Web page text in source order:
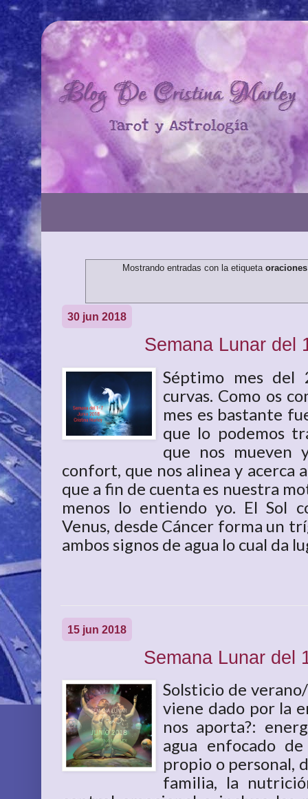
Mostrando entradas con la etiqueta
30 jun 2018
Semana Lunar del
Séptimo mes del
curvas. Como os
mes es bastante
que lo podemos
que nos mueven
confort, que nos alinea y acerca
que a fin de cuenta es nuestra
menos lo entiendo yo. El Sol
Venus, desde Cáncer forma un
ambos signos de agua lo cual da
15 jun 2018
Semana Lunar del
Solsticio de
viene dado por la
nos aporta?:
agua enfocado
propio o personal,
familia, la